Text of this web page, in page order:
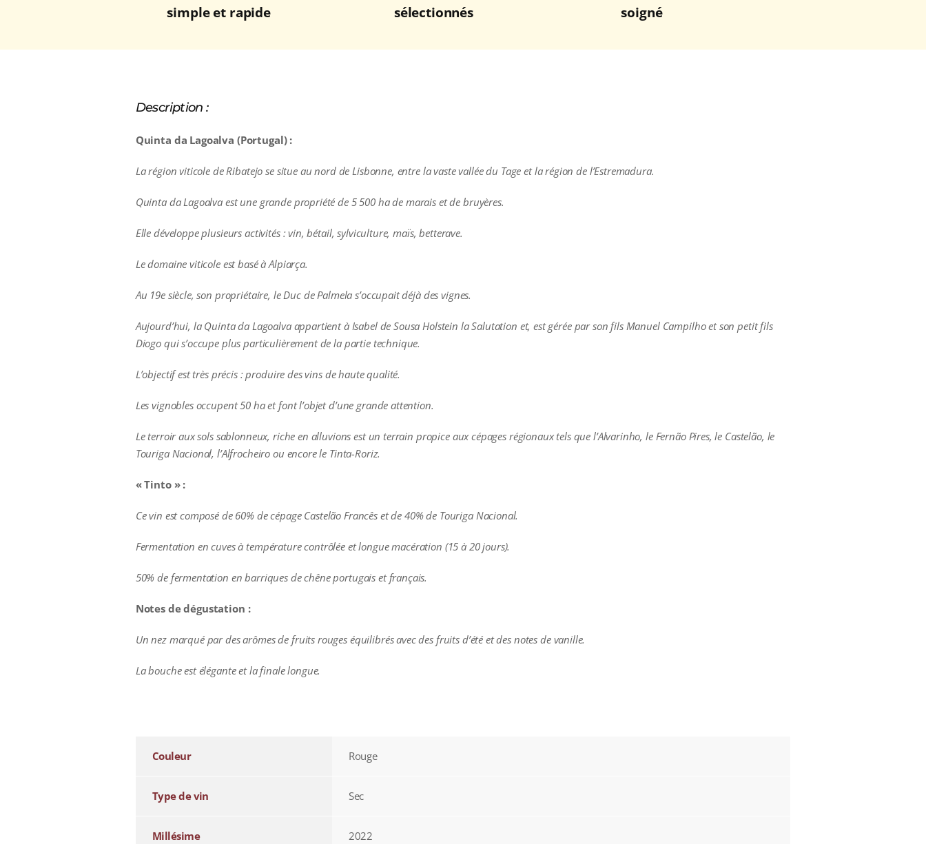
simple et rapide
sélectionnés
soigné
Description :
Quinta da Lagoalva (Portugal) :
La région viticole de Ribatejo se situe au nord de Lisbonne, entre la vaste vallée du Tage et la région de l’Estremadura.
Quinta da Lagoalva est une grande propriété de 5 500 ha de marais et de bruyères.
Elle développe plusieurs activités : vin, bétail, sylviculture, maïs, betterave.
Le domaine viticole est basé à Alpiarça.
Au 19e siècle, son propriétaire, le Duc de Palmela s’occupait déjà des vignes.
Aujourd’hui, la Quinta da Lagoalva appartient à Isabel de Sousa Holstein la Salutation et, est gérée par son fils Manuel Campilho et son petit fils
Diogo qui s’occupe plus particulièrement de la partie technique.
L’objectif est très précis : produire des vins de haute qualité.
Les vignobles occupent 50 ha et font l’objet d’une grande attention.
Le terroir aux sols sablonneux, riche en alluvions est un terrain propice aux cépages régionaux tels que l’Alvarinho, le Fernão Pires, le Castelão, le
Touriga Nacional, l’Alfrocheiro ou encore le Tinta-Roriz.
« Tinto » :
Ce vin est composé de 60% de cépage Castelão Francês et de 40% de Touriga Nacional.
Fermentation en cuves à température contrôlée et longue macération (15 à 20 jours).
50% de fermentation en barriques de chêne portugais et français.
Notes de dégustation :
Un nez marqué par des arômes de fruits rouges équilibrés avec des fruits d’été et des notes de vanille.
La bouche est élégante et la finale longue.
Couleur Rouge
Type de vin Sec
Millésime 2022